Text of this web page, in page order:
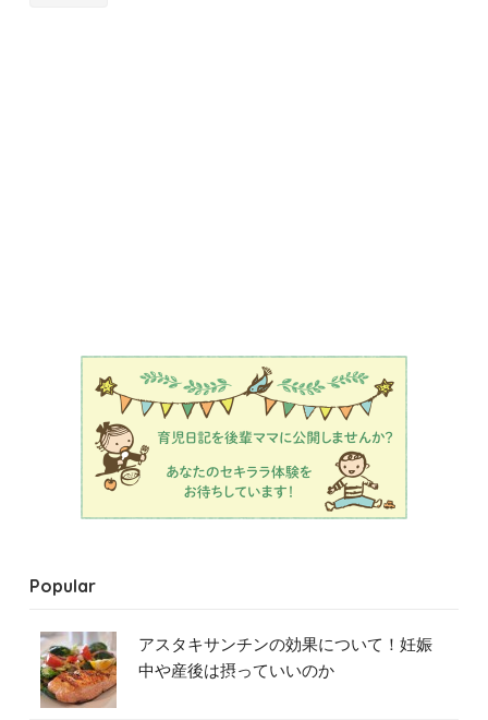
Popular
アスタキサンチンの効果について！妊娠
中や産後は摂っていいのか